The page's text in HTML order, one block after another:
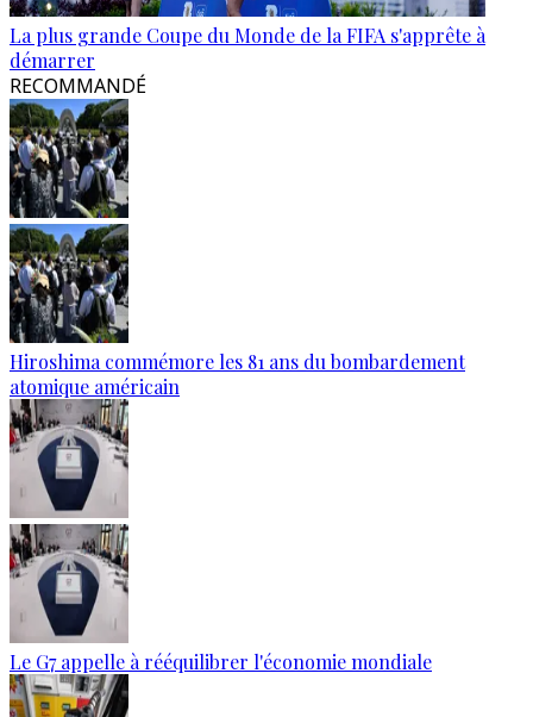
La plus grande Coupe du Monde de la FIFA s'apprête à
démarrer
RECOMMANDÉ
Hiroshima commémore les 81 ans du bombardement
atomique américain
Le G7 appelle à rééquilibrer l'économie mondiale